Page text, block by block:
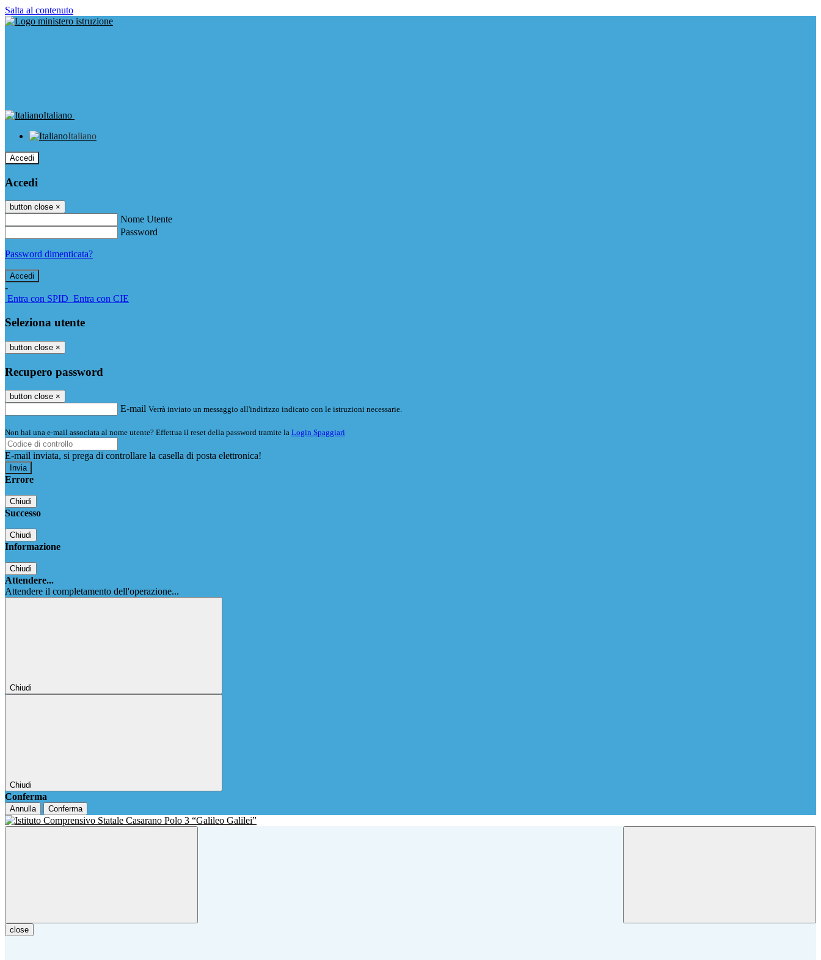
Salta al contenuto
Italiano
Italiano
Accedi
Accedi
button close ×
Nome Utente
Password
Password dimenticata?
-
Entra con SPID Entra con CIE
Seleziona utente
button close ×
Recupero password
button close ×
E-mail Verrà inviato un messaggio all'indirizzo indicato con le istruzioni necessarie.
Non hai una e-mail associata al nome utente? Effettua il reset della password tramite la Login Spaggiari
E-mail inviata, si prega di controllare la casella di posta elettronica!
Errore
Chiudi
Successo
Chiudi
Informazione
Chiudi
Attendere...
Attendere il completamento dell'operazione...
Chiudi
Chiudi
Conferma
Annulla Conferma
close